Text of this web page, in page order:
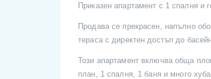
Приказен апартамент с 1 спалня и
Продава се прекрасен, напълно
тераса с директен достъп до
Този апартамент включва обща
план, 1 спалня, 1 баня и много